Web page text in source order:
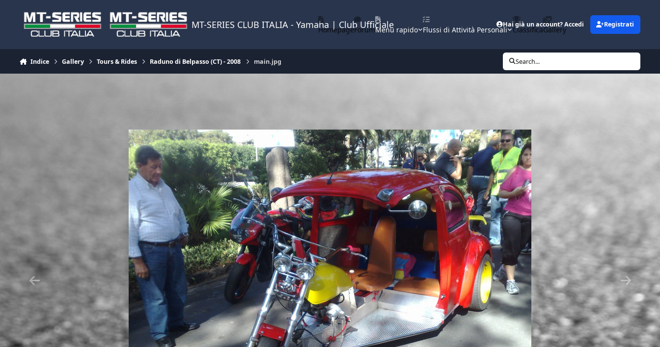
MT-SERIES CLUB ITALIA - Yamaha | Club Ufficiale
HomepageForumMenu rapido Flussi di Attività Personali ClassificaGallery
Hai già un account? Accedi Registrati
Indice Gallery Tours & Rides Raduno di Belpasso (CT) - 2008 main.jpg Search...